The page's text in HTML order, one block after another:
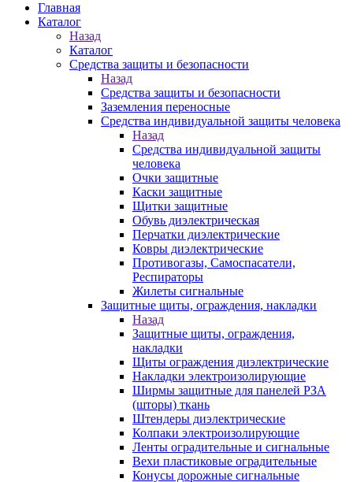
Главная
Каталог
Назад
Каталог
Средства защиты и безопасности
Назад
Средства защиты и безопасности
Заземления переносные
Средства индивидуальной защиты человека
Назад
Средства индивидуальной защиты
человека
Очки защитные
Каски защитные
Щитки защитные
Обувь диэлектрическая
Перчатки диэлектрические
Ковры диэлектрические
Противогазы, Самоспасатели,
Респираторы
Жилеты сигнальные
Защитные щиты, ограждения, накладки
Назад
Защитные щиты, ограждения,
накладки
Щиты ограждения диэлектрические
Накладки электроизолирующие
Ширмы защитные для панелей РЗА
(шторы) ткань
Штендеры диэлектрические
Колпаки электроизолирующие
Ленты оградительные и сигнальные
Вехи пластиковые оградительные
Конусы дорожные сигнальные